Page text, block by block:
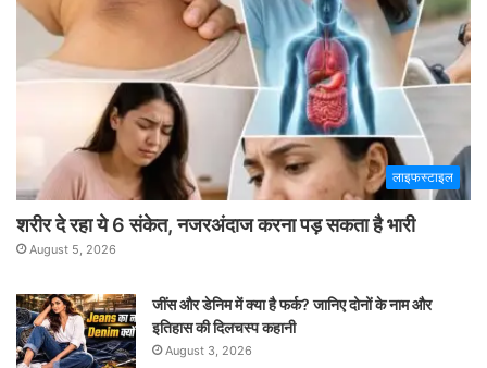
लाइफस्टाइल
शरीर दे रहा ये 6 संकेत, नजरअंदाज करना पड़ सकता है भारी
August 5, 2026
जींस और डेनिम में क्या है फर्क? जानिए दोनों के नाम और
इतिहास की दिलचस्प कहानी
August 3, 2026